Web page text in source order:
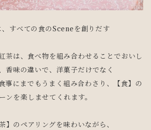
、すべての食のSceneを創りだす
茶は、食べ物を組み合わせることでおいし
香味の違いで、洋菓子だけでなく
事にまでもうまく組み合わさり、【食】の
ンを楽しませてくれます。
】のペアリングを味わいながら、